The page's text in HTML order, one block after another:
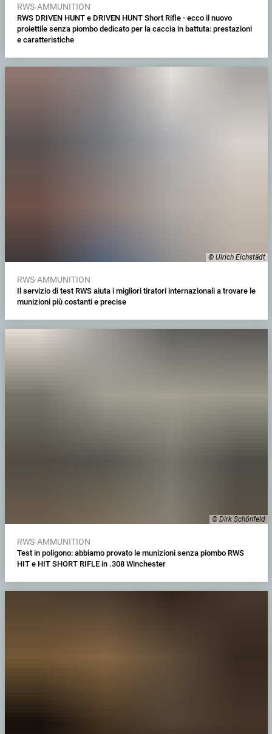
RWS-AMMUNITION
RWS DRIVEN HUNT e DRIVEN HUNT Short Rifle - ecco il nuovo
proiettile senza piombo dedicato per la caccia in battuta: prestazioni
e caratteristiche
© Ulrich Eichstädt
RWS-AMMUNITION
Il servizio di test RWS aiuta i migliori tiratori internazionali a trovare le
munizioni più costanti e precise
© Dirk Schönfeld
RWS-AMMUNITION
Test in poligono: abbiamo provato le munizioni senza piombo RWS
HIT e HIT SHORT RIFLE in .308 Winchester